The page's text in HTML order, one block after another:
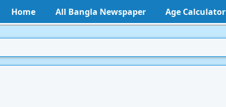
Home All Bangla Newspaper Age Calculator